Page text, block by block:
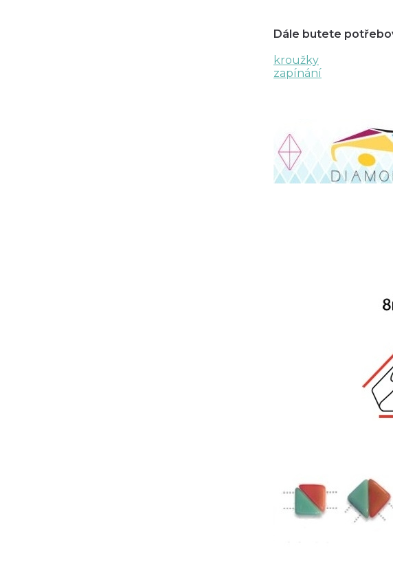
Dále butete
kroužky
zapínání